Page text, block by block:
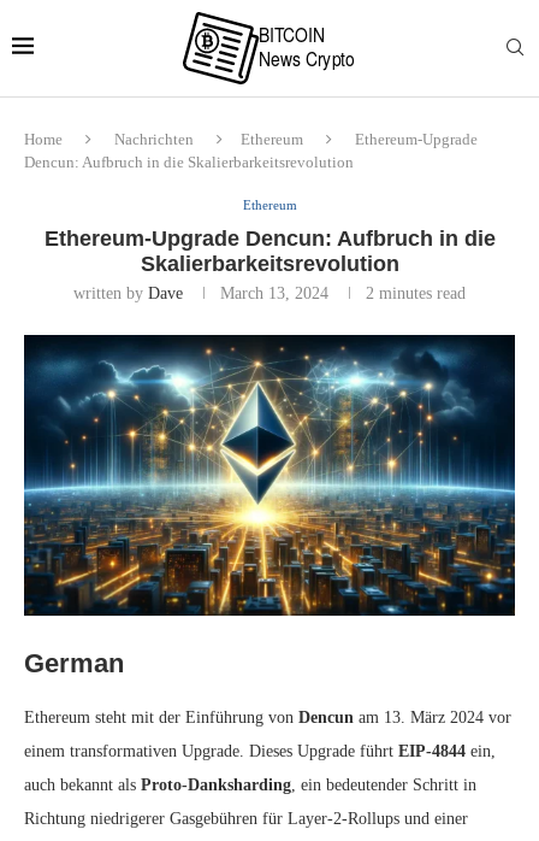
Home Nachrichten Ethereum
Ethereum-Upgrade
Dencun: Aufbruch in die Skalierbarkeitsrevolution
Ethereum
Ethereum-Upgrade Dencun: Aufbruch in die
Skalierbarkeitsrevolution
written by Dave March 13, 2024 2 minutes read
German
Ethereum steht mit der Einführung von Dencun am 13. März 2024 vor
einem transformativen Upgrade. Dieses Upgrade führt EIP-4844 ein,
auch bekannt als Proto-Danksharding , ein bedeutender Schritt in
Richtung niedrigerer Gasgebühren für Layer-2-Rollups und einer